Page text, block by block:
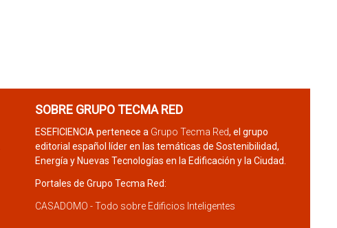
SOBRE GRUPO TECMA RED
ESEFICIENCIA pertenece a Grupo Tecma Red, el grupo
editorial español líder en las temáticas de Sostenibilidad,
Energía y Nuevas Tecnologías en la Edificación y la Ciudad.
Portales de Grupo Tecma Red:
CASADOMO - Todo sobre Edificios Inteligentes